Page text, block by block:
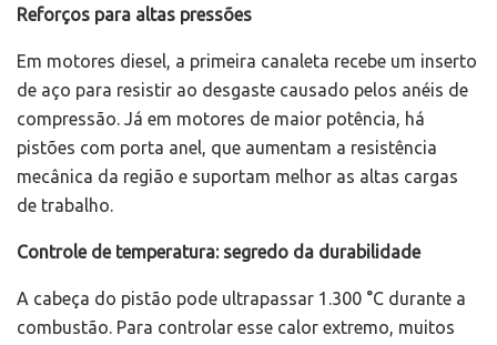
Reforços para altas pressões
Em motores diesel, a primeira canaleta recebe um inserto
de aço para resistir ao desgaste causado pelos anéis de
compressão. Já em motores de maior potência, há
pistões com porta anel, que aumentam a resistência
mecânica da região e suportam melhor as altas cargas
de trabalho.
Controle de temperatura: segredo da durabilidade
A cabeça do pistão pode ultrapassar 1.300 °C durante a
combustão. Para controlar esse calor extremo, muitos